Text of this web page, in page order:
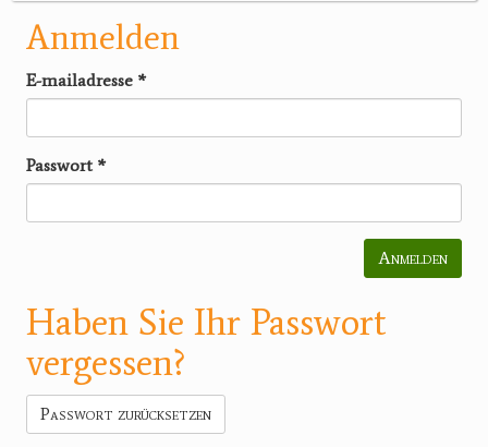
Anmelden
E-mailadresse *
Passwort *
Anmelden
Haben Sie Ihr Passwort
vergessen?
Passwort zurücksetzen